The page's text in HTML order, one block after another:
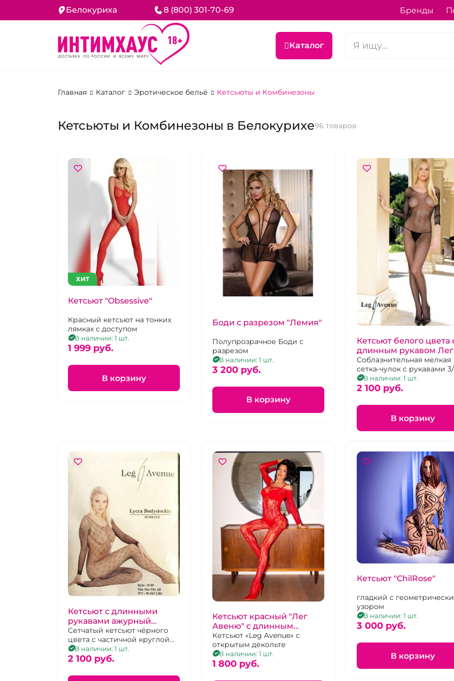
Белокуриха 8 (800) 301-70-69 Бренды
Каталог
Главная Каталог Эротическое бельё Кетсьюты и Комбинезоны
Кетсьюты и Комбинезоны в Белокурихе96 товаров
ХИТ
Кетсьют "Obsessive"
Красный кетсьют на тонких
лямках с доступом
В наличии: 1 шт.
1 999 pуб.
В корзину
Боди с разрезом "Лемия"
Полупрозрачное Боди с
разрезом
В наличии: 1 шт.
3 200 pуб.
В корзину
Кетсьют белого цвета
длинным рукавом Лег
Авеню
Соблазнительная мелкая
сетка-чулок с рукавами
все тело и доступом
В наличии: 1 шт.
2 100 pуб.
В корзину
Кетсьют с длинными
рукавами ажурный
"LegAvenue" Ожидание
Сетчатый кетсьют чёрного
цвета с частичной круглой
сеткой с доступом.
В наличии: 1 шт.
2 100 pуб.
Кетсьют красный "Лег
Авеню" с длинным
рукавом
Кетсьют «Leg Avenue» с
открытым декольте
В наличии: 1 шт.
1 800 pуб.
Кетсьют "ChilRose"
гладкий с
узором
В наличии: 1 шт.
3 000 pуб.
В корзину